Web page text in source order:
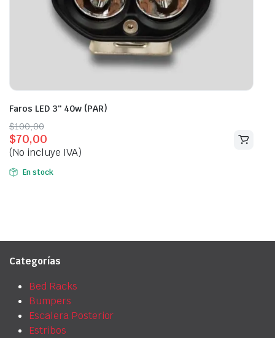
Faros LED 3″ 40w (PAR)
$100,00
Original
price
was:
$100,00.
$70,00
Current
price
is:
$70,00.
(No incluye IVA)
En stock
Categorías
Bed Racks
Bumpers
Escalera Posterior
Estribos